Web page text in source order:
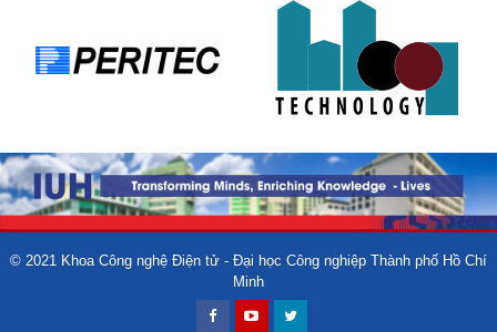
© 2021 Khoa Công nghệ Điện tử - Đại học Công nghiệp Thành phố Hồ Chí
Minh